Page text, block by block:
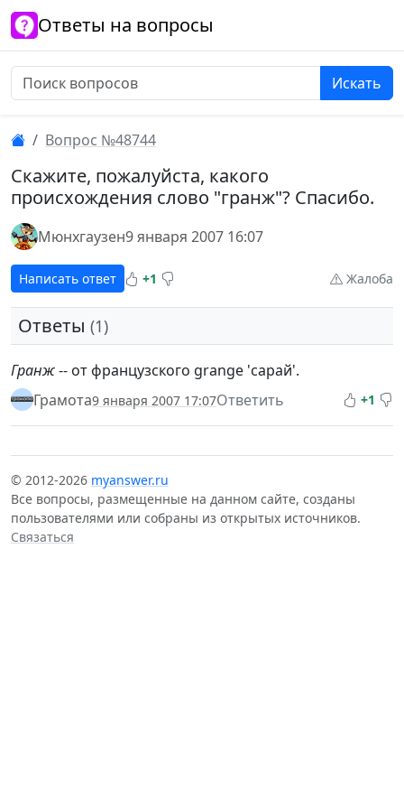
Ответы на вопросы
Искать
Вопрос №48744
Скажите, пожалуйста, какого
происхождения слово "гранж"? Спасибо.
Мюнхгаузен9 января 2007 16:07
Написать ответ +1 Жалоба
Ответы (1)
Гранж-- от французского grange 'сарай'.
Грамота9 января 2007 17:07Ответить +1
© 2012-2026 myanswer.ru
Все вопросы, размещенные на данном сайте, созданы
пользователями или собраны из открытых источников.
Связаться